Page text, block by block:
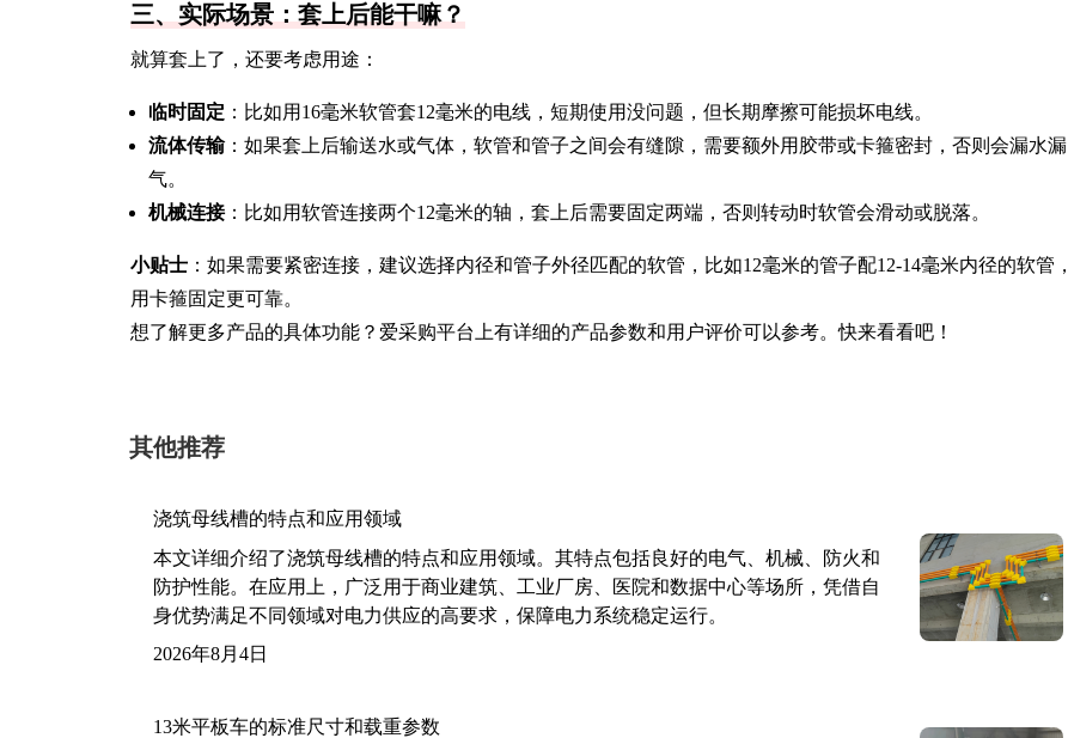
三、实际场景：套上后能干嘛？
就算套上了，还要考虑用途：
临时固定 ：比如用16毫米软管套12毫米的电线，短期使用没问题，但长期摩擦可能损坏电线。
流体传输：如果套上后输送水或气体，软管和管子之间会有缝隙，需要额外用胶带或卡箍密封，否则会漏水漏
气。
机械连接：比如用软管连接两个12毫米的轴，套上后需要固定两端，否则转动时软管会滑动或脱落。
小贴士 ：如果需要紧密连接，建议选择内径和管子外径匹配的软管，比如12毫米的管子配12-14毫米内径的软管，
用卡箍固定更可靠。
想了解更多产品的具体功能？爱采购平台上有详细的产品参数和用户评价可以参考。快来看看吧！
其他推荐
浇筑母线槽的特点和应用领域
本文详细介绍了浇筑母线槽的特点和应用领域。其特点包括良好的电气、机械、防火和
防护性能。在应用上，广泛用于商业建筑、工业厂房、医院和数据中心等场所，凭借自
身优势满足不同领域对电力供应的高要求，保障电力系统稳定运行。
2026年8月4日
13米平板车的标准尺寸和载重参数